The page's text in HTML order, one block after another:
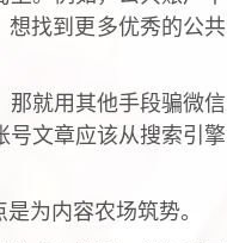
想找到更多优秀的公共
那就用其他手段骗微信
号文章应该从搜索引擎
为内容农场筑势。